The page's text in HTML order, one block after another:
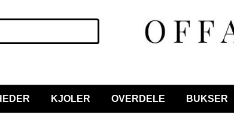
KJOLER OVERDELE BUKSER